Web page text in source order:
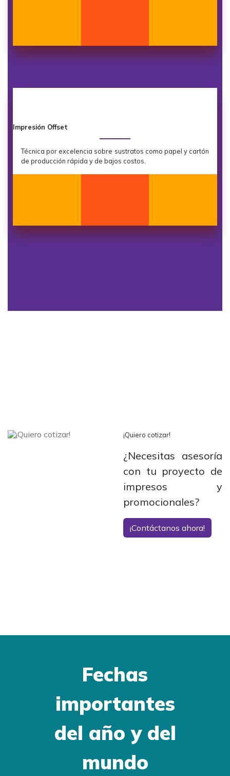
Impresión Offset
Técnica por excelencia sobre sustratos como papel y cartón
de producción rápida y de bajos costos.
¡Quiero cotizar!
¿Necesitas asesoría
con tu proyecto de
impresos y
promocionales?
¡Contáctanos ahora!
Fechas
importantes
del año y del
mundo